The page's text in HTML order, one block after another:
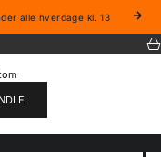
alle hverdage kl. 13